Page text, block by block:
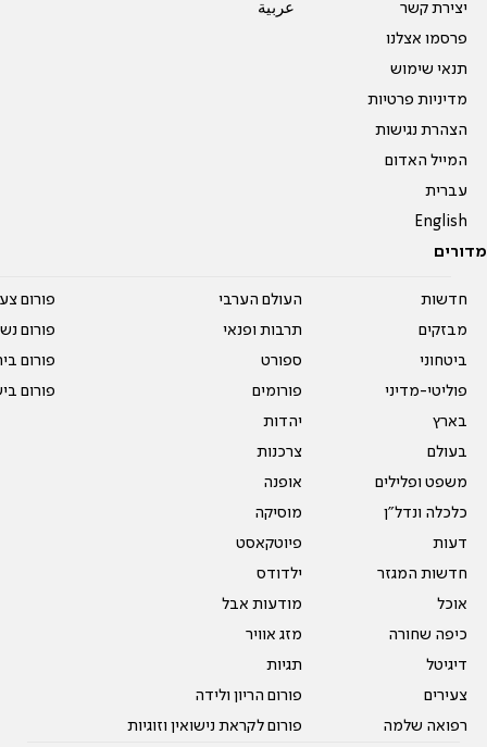
יצירת קשר
פרסמו אצלנו
תנאי שימוש
מדיניות פרטיות
הצהרת נגישות
המייל האדום
עברית
English
عربية
מדורים
חדשות
מבזקים
ביטחוני
פוליטי-מדיני
בארץ
בעולם
משפט ופלילים
כלכלה ונדל"ן
דעות
חדשות המגזר
אוכל
כיפה שחורה
דיגיטל
צעירים
רפואה שלמה
העולם הערבי
תרבות ופנאי
ספורט
פורומים
יהדות
צרכנות
אופנה
מוסיקה
פיוטקאסט
ילדודס
מודעות אבל
מזג אוויר
תגיות
פורום הריון ולידה
פורום לקראת נישואין וזוגיות
פורום
פורום
פורום
פורום